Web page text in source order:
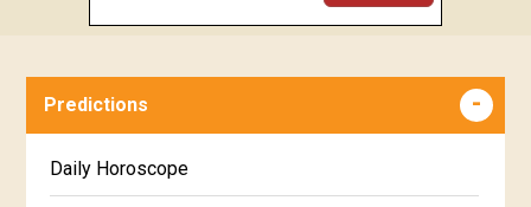
Predictions
Daily Horoscope